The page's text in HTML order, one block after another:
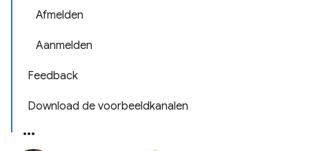
Afmelden
Aanmelden
Feedback
Download de voorbeeldkanalen